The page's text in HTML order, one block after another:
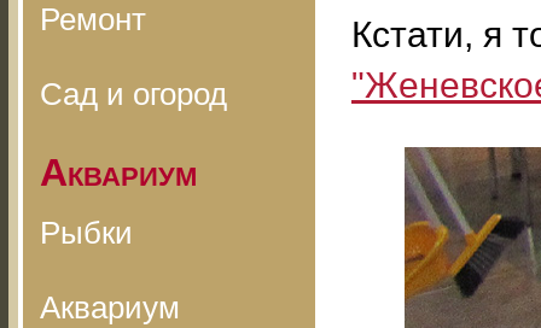
Ремонт
Сад и огород
Аквариум
Рыбки
Аквариум
Кстати, я